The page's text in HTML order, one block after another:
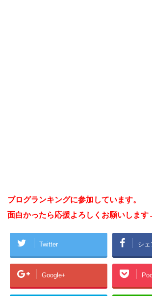
ブログランキングに参加しています。
面白かったら応援よろしくお願いします
Twitter シェ
Google+